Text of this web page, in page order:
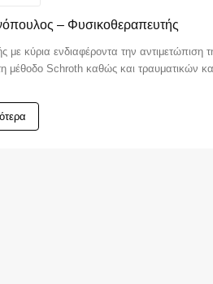
– Φυσικοθεραπευτής
με κύρια ενδιαφέροντα την αντιμετώπιση
μέθοδο Schroth καθώς και τραυματικών